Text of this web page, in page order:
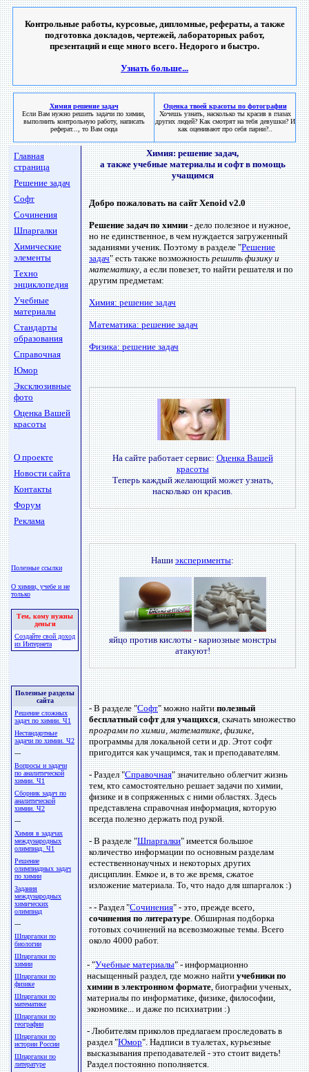
Контрольные работы, курсовые, дипломные, рефераты, а также
подготовка докладов, чертежей, лабораторных работ,
презентаций и еще много всего. Недорого и быстро.
Узнать больше...
Химия решение задач
Если Вам нужно решить задачи по химии,
выполнить контрольную работу, написать
реферат..., то Вам сюда
Оценка твоей красоты по фотографии
Хочешь узнать, насколько ты красив в глазах
других людей? Как смотрят на тебя девушки? И
как оценивают про себя парни?..
Главная
страница
Решение задач
Софт
Сочинения
Шпаргалки
Химические
элементы
Техно
энциклопедия
Учебные
материалы
Стандарты
образования
Справочная
Юмор
Эксклюзивные
фото
Оценка Вашей
красоты
О проекте
Новости сайта
Контакты
Форум
Реклама
Полезные ссылки
О химии, учебе и не
только
Тем, кому нужны
деньги
Создайте свой доход
из Интернета
Полезные разделы
сайта
Решение сложных
задач по химии. Ч1
Нестандартные
задачи по химии. Ч2
---
Вопросы и задачи
по аналитической
химии. Ч1
Сборник задач по
аналитической
химии. Ч2
---
Химия в задачах
международных
олимпиад. Ч1
Решение
олимпиадных задач
по химии
Задания
международных
химических
олимпиад
---
Шпаргалки по
биологии
Шпаргалки по
химии
Шпаргалки по
физике
Шпаргалки по
математике
Шпаргалки по
географии
Шпаргалки по
истории России
Шпаргалки по
литературе
Химия: решение задач,
а также учебные материалы и софт в помощь
учащимся
Добро пожаловать на сайт Xenoid v2.0
Решение задач по химии- дело полезное и нужное,
но не единственное, в чем нуждается загруженный
заданиями ученик. Поэтому в разделе "Решение
задач" есть также возможностьрешить физику и
математику, а если повезет, то найти решателя и по
другим предметам:
Химия: решение задач
Математика: решение задач
Физика: решение задач
На сайте работает сервис:Оценка Вашей
красоты
Теперь каждый желающий может узнать,
насколько он красив.
Нашиэксперименты:
яйцо против кислоты - кариозные монстры
атакуют!
- В разделе "Софт" можно найтиполезный
бесплатный софт для учащихся, скачать множество
программ по химии, математике, физике,
программы для локальной сети и др. Этот софт
пригодится как учащимся, так и преподавателям.
- Раздел "Справочная" значительно облегчит жизнь
тем, кто самостоятельно решает задачи по химии,
физике и в сопряженных с ними областях. Здесь
представлена справочная информация, которую
всегда полезно держать под рукой.
- В разделе "Шпаргалки" имеется большое
количество информации по основным разделам
естественнонаучных и некоторых других
дисциплин. Емкое и, в то же время, сжатое
изложение материала. То, что надо для шпаргалок :)
- - Раздел "Сочинения" - это, прежде всего,
сочинения по литературе. Обширная подборка
готовых сочинений на всевозможные темы. Всего
около 4000 работ.
- "Учебные материалы" - информационно
насыщенный раздел, где можно найтиучебники по
химии в электронном формате, биографии ученых,
материалы по информатике, физике, философии,
экономике... и даже по психиатрии :)
- Любителям приколов предлагаем проследовать в
раздел "Юмор". Надписи в туалетах, курьезные
высказывания преподавателей - это стоит видеть!
Раздел постоянно пополняется.